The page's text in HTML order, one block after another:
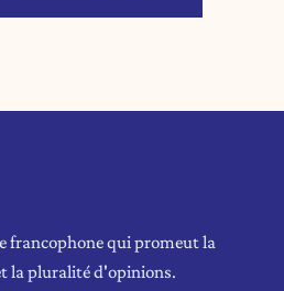
francophone qui promeut la
la pluralité d'opinions.